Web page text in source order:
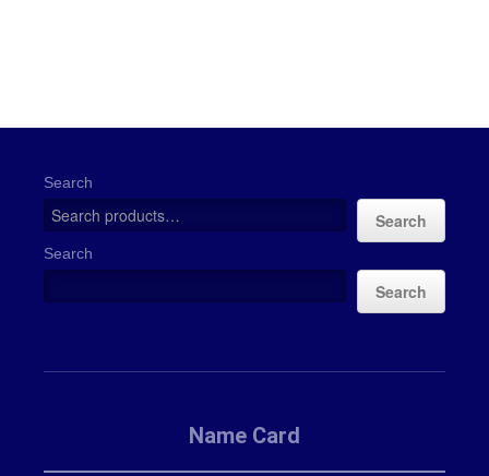
Search
Search
Search
Search
Name Card